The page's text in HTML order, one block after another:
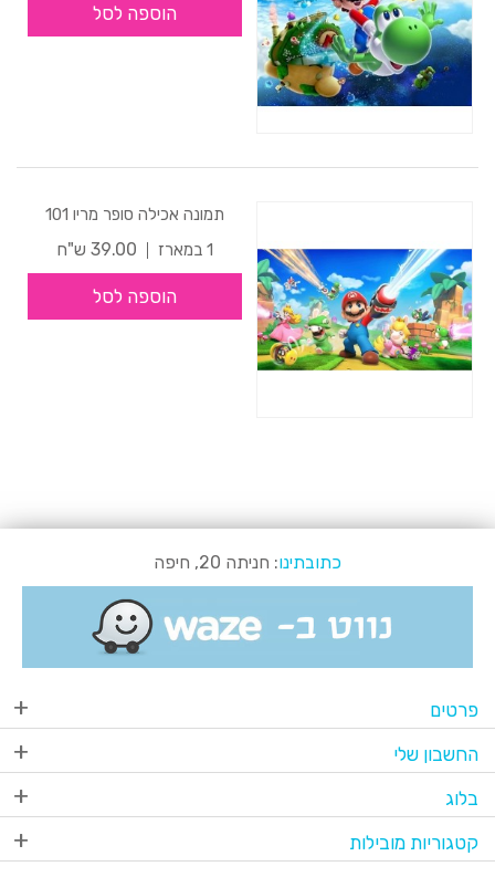
הוספה לסל
תמונה אכילה סופר מריו 101
1 במארז
39.00 ש"ח
הוספה לסל
כתובתינו: חניתה 20, חיפה
פרטים
החשבון שלי
בלוג
קטגוריות מובילות